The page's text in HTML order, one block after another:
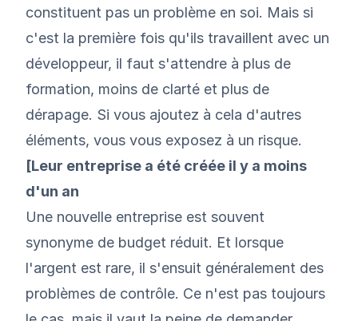
constituent pas un problème en soi. Mais si
c'est la première fois qu'ils travaillent avec un
développeur, il faut s'attendre à plus de
formation, moins de clarté et plus de
dérapage. Si vous ajoutez à cela d'autres
éléments, vous vous exposez à un risque.
[Leur entreprise a été créée il y a moins
d'un an
Une nouvelle entreprise est souvent
synonyme de budget réduit. Et lorsque
l'argent est rare, il s'ensuit généralement des
problèmes de contrôle. Ce n'est pas toujours